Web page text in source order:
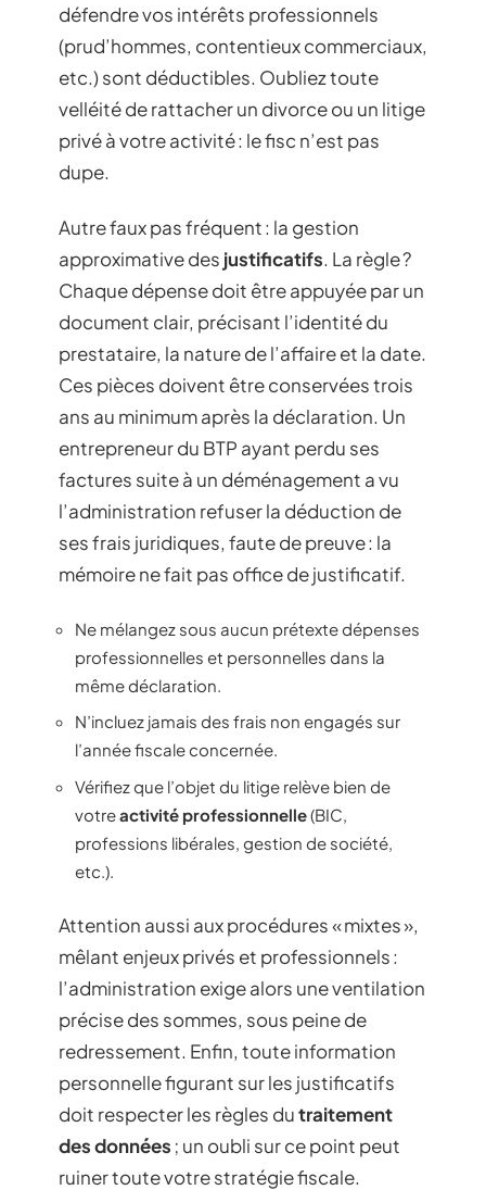
défendre vos intérêts professionnels
(prud’hommes, contentieux commerciaux,
etc.) sont déductibles. Oubliez toute
velléité de rattacher un divorce ou un litige
privé à votre activité : le fisc n’est pas
dupe.
Autre faux pas fréquent : la gestion
approximative des justificatifs. La règle ?
Chaque dépense doit être appuyée par un
document clair, précisant l’identité du
prestataire, la nature de l’affaire et la date.
Ces pièces doivent être conservées trois
ans au minimum après la déclaration. Un
entrepreneur du BTP ayant perdu ses
factures suite à un déménagement a vu
l’administration refuser la déduction de
ses frais juridiques, faute de preuve : la
mémoire ne fait pas office de justificatif.
Ne mélangez sous aucun prétexte dépenses
professionnelles et personnelles dans la
même déclaration.
N’incluez jamais des frais non engagés sur
l’année fiscale concernée.
Vérifiez que l’objet du litige relève bien de
votreactivité professionnelle(BIC,
professions libérales, gestion de société,
etc.).
Attention aussi aux procédures « mixtes »,
mêlant enjeux privés et professionnels :
l’administration exige alors une ventilation
précise des sommes, sous peine de
redressement. Enfin, toute information
personnelle figurant sur les justificatifs
doit respecter les règles dutraitement
des données ; un oubli sur ce point peut
ruiner toute votre stratégie fiscale.